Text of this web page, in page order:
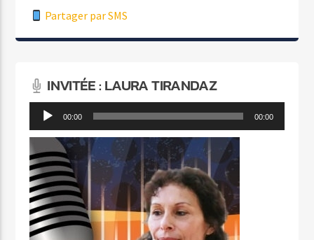
Partager par SMS
INVITÉE : LAURA TIRANDAZ
Lecteur
audio
00:00 00:00